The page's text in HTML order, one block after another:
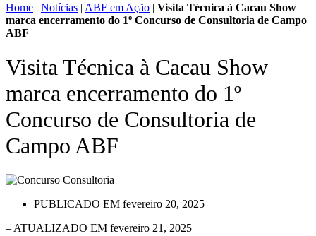
Home | Notícias | ABF em Ação | Visita Técnica à Cacau Show
marca encerramento do 1º Concurso de Consultoria de Campo
ABF
Visita Técnica à Cacau Show
marca encerramento do 1º
Concurso de Consultoria de
Campo ABF
PUBLICADO EM fevereiro 20, 2025
– ATUALIZADO EM fevereiro 21, 2025